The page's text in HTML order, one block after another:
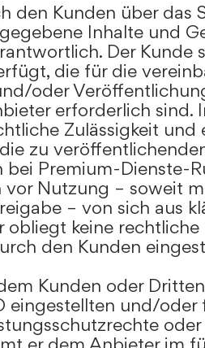
den Kunden über das
Inhalte und
Der Kunde
die für die
oder
erforderlich sind.
Zulässigkeit
zu
bei Premium-Dienste-
vor Nutzung – soweit
– von sich aus
obliegt keine
den Kunden
Kunden oder
eingestellten und/
er dem Anbieter im